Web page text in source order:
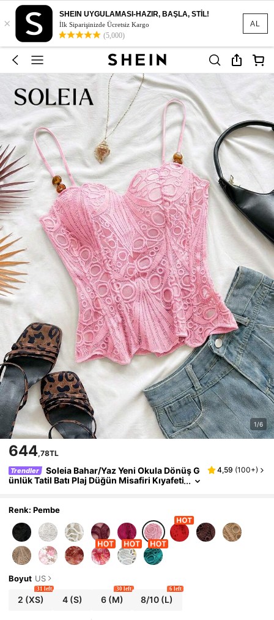
AL
×
SHEIN UYGULAMASI-HAZIR, BAŞLA, STİL!
İlk Siparişinizde Ücretsiz Kargo
(5,000)
1/6
644,78TL
Trendler
Soleia Bahar/Yaz Yeni Okula Dönüş G
ünlük Tatil Batı Plaj Düğün Misafiri Kıyafeti
rif Bohem Tropikal Dokulu Boncuk Süslemeli S
ırt Dekolteli Bağlamalı Randevu Sevgililer Gün
ü Pembe Kadın Atlet Üst
4,59 (100+)
Renk: Pembe
Boyut US
2 (XS)
31 left
4(S) 6(M)
30 left
8/10 (L)
6 left